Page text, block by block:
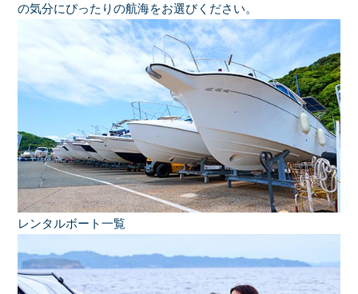
の気分にぴったりの航海をお選びください。
レンタルボート一覧